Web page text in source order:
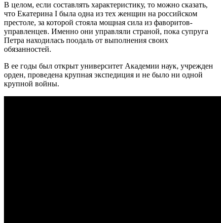
В целом, если составлять характеристику, то можно сказать,
что Екатерина I была одна из тех женщин на российском
престоле, за которой стояла мощная сила из фаворитов-
управленцев. Именно они управляли страной, пока супруга
Петра находилась поодаль от выполнения своих
обязанностей.
В ее годы был открыт университет Академии наук, учрежден
орден, проведена крупная экспедиция и не было ни одной
крупной войны.